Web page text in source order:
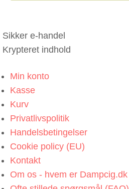
Sikker e-handel
Krypteret indhold
Min konto
Kasse
Kurv
Privatlivspolitik
Handelsbetingelser
Cookie policy (EU)
Kontakt
Om os - hvem er Dampcig.dk